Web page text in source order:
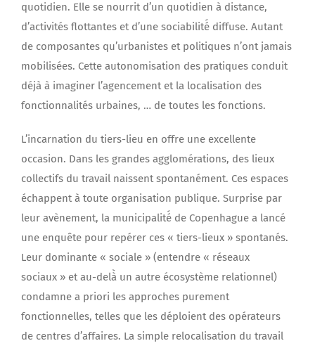
quotidien. Elle se nourrit d’un quotidien à distance,
d’activités flottantes et d’une sociabilité́ diffuse. Autant
de composantes qu’urbanistes et politiques n’ont jamais
mobilisées. Cette autonomisation des pratiques conduit
déjà à imaginer l’agencement et la localisation des
fonctionnalités urbaines, … de toutes les fonctions.
L’incarnation du tiers-lieu en offre une excellente
occasion. Dans les grandes agglomérations, des lieux
collectifs du travail naissent spontanément. Ces espaces
échappent à toute organisation publique. Surprise par
leur avènement, la municipalité́ de Copenhague a lancé
une enquête pour repérer ces « tiers-lieux » spontanés.
Leur dominante « sociale » (entendre « réseaux
sociaux » et au-delà̀ un autre écosystème relationnel)
condamne a priori les approches purement
fonctionnelles, telles que les déploient des opérateurs
de centres d’affaires. La simple relocalisation du travail